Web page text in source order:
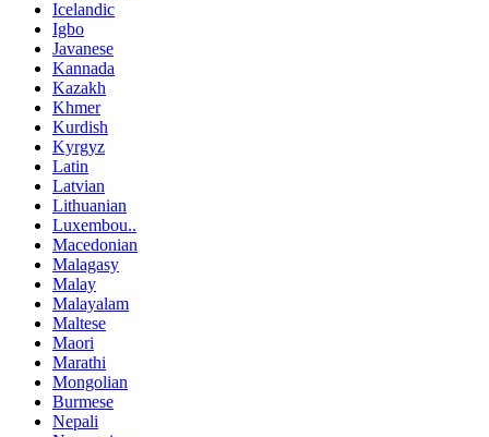
Icelandic
Igbo
Javanese
Kannada
Kazakh
Khmer
Kurdish
Kyrgyz
Latin
Latvian
Lithuanian
Luxembou..
Macedonian
Malagasy
Malay
Malayalam
Maltese
Maori
Marathi
Mongolian
Burmese
Nepali